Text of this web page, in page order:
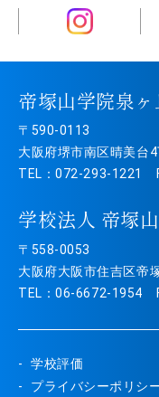
帝塚山学院泉
〒590-0113
大阪府堺市南区晴美台
TEL：072-293-1221
学校法人 帝塚
〒558-0053
大阪府大阪市住吉区帝
TEL：06-6672-1954
学校評価
プライバシーポリシ